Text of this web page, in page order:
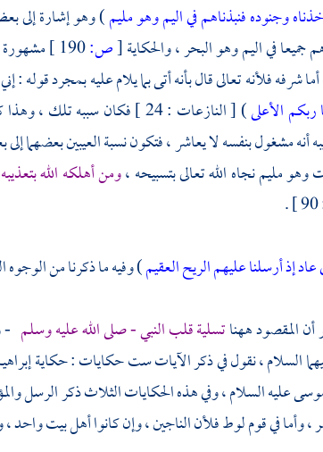
وجنوده فنبذناهم في اليم وهو مليم) وهو إشارة إلى
جميعا في اليم وهو البحر ، والحكاية[ص:
شرفه فلأنه تعالى قال بأنه أتى بما يلام عليه بمجرد قوله
ربكم الأعلى
) [ النازعات : 24 ] فكان سببه
أنه مشغول بنفسه لا يعاشر ، فتكون نسبة العيبين بعضهما
وهو مليم نجاه الله تعالى بتسبيحه ،ومن أهلكه الله بتعذيبه
إذ أرسلنا عليهم الريح العقيم) وفيه ما ذكرنا من
أن المقصود ههناتسلية قلب النبي - صلى الله عليه وسلم -
السلام ، نقول في ذكر الآيات ست حكايات : حكاية
عليه السلام ، وفي هذه الحكايات الثلاث ذكر الرسل
، وأما فيقوم لوطفلأن الناجين ، وإن كانوا أهل بيت واحد